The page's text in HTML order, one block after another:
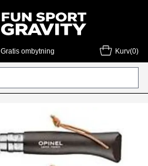
Gratis ombytning Kurv(0)